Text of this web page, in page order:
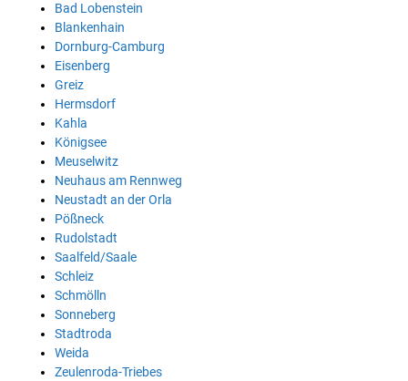
Bad Lobenstein
Blankenhain
Dornburg-Camburg
Eisenberg
Greiz
Hermsdorf
Kahla
Königsee
Meuselwitz
Neuhaus am Rennweg
Neustadt an der Orla
Pößneck
Rudolstadt
Saalfeld/Saale
Schleiz
Schmölln
Sonneberg
Stadtroda
Weida
Zeulenroda-Triebes